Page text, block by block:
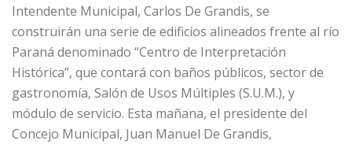
Intendente Municipal, Carlos De Grandis, se
construirán una serie de edificios alineados frente al río
Paraná denominado “Centro de Interpretación
Histórica”, que contará con baños públicos, sector de
gastronomía, Salón de Usos Múltiples (S.U.M.), y
módulo de servicio. Esta mañana, el presidente del
Concejo Municipal, Juan Manuel De Grandis,